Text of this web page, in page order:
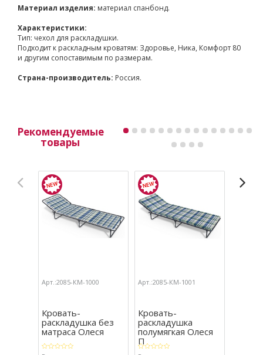
Материал изделия: материал спанбонд.
Характеристики:
Тип: чехол для раскладушки.
Подходит к раскладным кроватям: Здоровье, Ника, Комфорт 80
и другим сопоставимым по размерам.
Страна-производитель: Россия.
Рекомендуемые
товары
Арт.:2085-КМ-1000
Кровать-
раскладушка без
матраса Олеся
Арт.:2085-КМ-1001
Кровать-
раскладушка
полумягкая Олеся
П